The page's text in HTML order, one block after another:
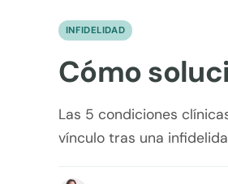
INFIDELIDAD
Cómo
Las 5 condiciones
vínculo tras una